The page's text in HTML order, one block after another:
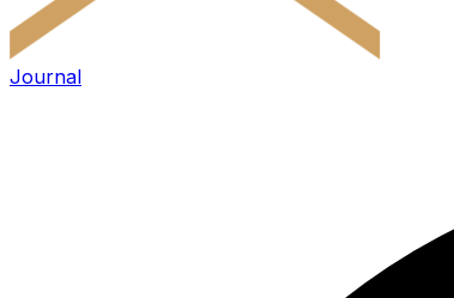
Journal